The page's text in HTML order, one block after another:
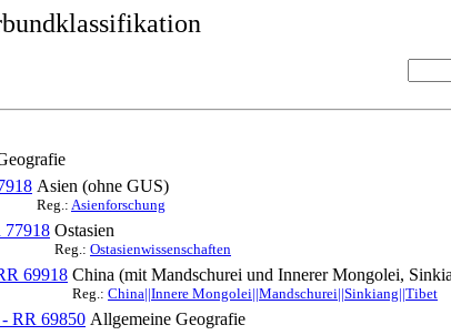
Asien (ohne GUS)
Reg.: Asienforschung
77918 Ostasien
Reg.: Ostasienwissenschaften
69918 China (mit Mandschurei und Innerer Mongolei,
Reg.: China||Innere Mongolei||Mandschurei||Sinkiang||Tibet
RR 69850 Allgemeine Geografie